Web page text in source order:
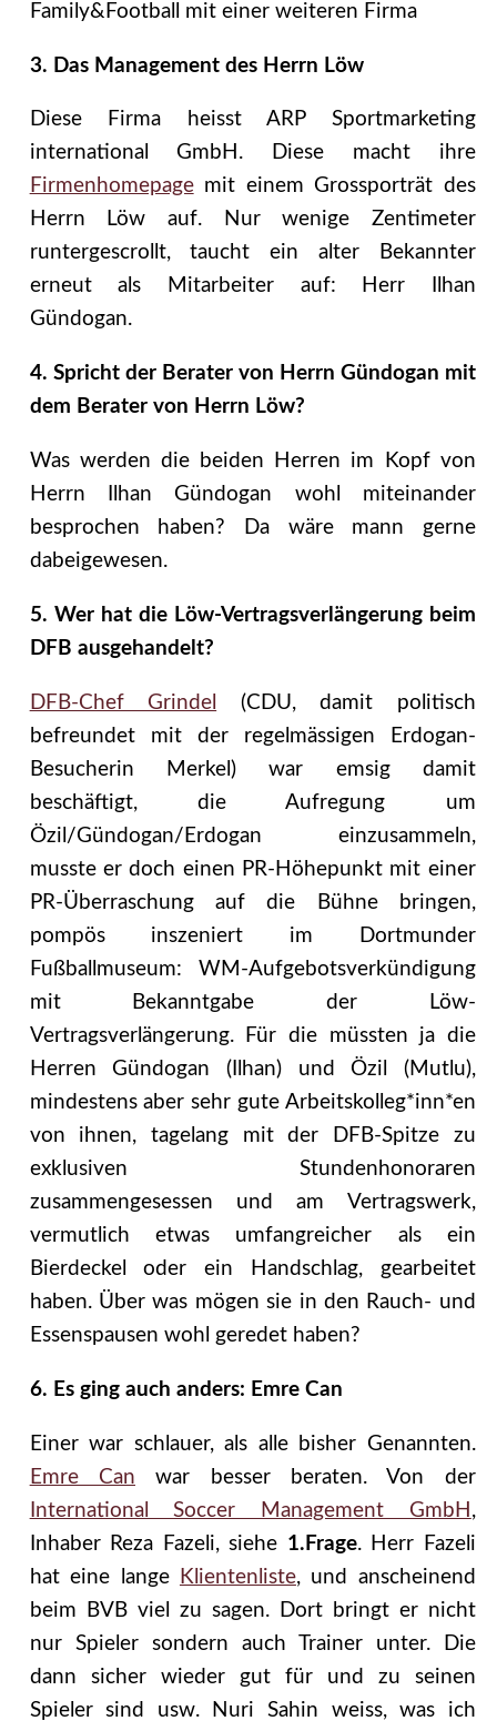
Family&Football mit einer weiteren Firma
3. Das Management des Herrn Löw
Diese Firma heisst ARP Sportmarketing
international GmbH. Diese macht ihre
Firmenhomepagemit einem Grossporträt des
Herrn Löw auf. Nur wenige Zentimeter
runtergescrollt, taucht ein alter Bekannter
erneut als Mitarbeiter auf: Herr Ilhan
Gündogan.
4. Spricht der Berater von Herrn Gündogan mit
dem Berater von Herrn Löw?
Was werden die beiden Herren im Kopf von
Herrn Ilhan Gündogan wohl miteinander
besprochen haben? Da wäre mann gerne
dabeigewesen.
5. Wer hat die Löw-Vertragsverlängerung beim
DFB ausgehandelt?
DFB-Chef Grindel
(CDU, damit politisch
befreundet mit der regelmässigen Erdogan-
Besucherin Merkel) war emsig damit
beschäftigt, die Aufregung um
Özil/Gündogan/Erdogan einzusammeln,
musste er doch einen PR-Höhepunkt mit einer
PR-Überraschung auf die Bühne bringen,
pompös inszeniert im Dortmunder
Fußballmuseum: WM-Aufgebotsverkündigung
mit Bekanntgabe der Löw-
Vertragsverlängerung. Für die müssten ja die
Herren Gündogan (Ilhan) und Özil (Mutlu),
mindestens aber sehr gute Arbeitskolleg*inn*en
von ihnen, tagelang mit der DFB-Spitze zu
exklusiven Stundenhonoraren
zusammengesessen und am Vertragswerk,
vermutlich etwas umfangreicher als ein
Bierdeckel oder ein Handschlag, gearbeitet
haben. Über was mögen sie in den Rauch- und
Essenspausen wohl geredet haben?
6. Es ging auch anders: Emre Can
Einer war schlauer, als alle bisher Genannten.
Emre Can war besser beraten. Von der
International Soccer Management GmbH ,
Inhaber Reza Fazeli, siehe 1.Frage. Herr Fazeli
hat eine lange
Klientenliste, und anscheinend
beim BVB viel zu sagen. Dort bringt er nicht
nur Spieler sondern auch Trainer unter. Die
dann sicher wieder gut für und zu seinen
Spieler sind usw. Nuri Sahin weiss, was ich